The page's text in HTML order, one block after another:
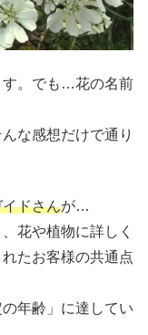
す。でも…花の名前
な感想だけで通り
ドさんが…
花や植物に詳しく
たお客様の共通点
年齢」に達してい